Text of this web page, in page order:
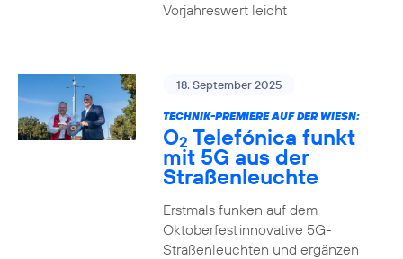
Vorjahreswert leicht
18. September 2025
TECHNIK-PREMIERE AUF DER WIESN:
O2 Telefónica funkt
mit 5G aus der
Straßenleuchte
Erstmals funken auf dem
Oktoberfest innovative 5G-
Straßenleuchten und ergänzen